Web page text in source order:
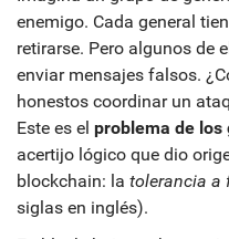
enemigo. Cada general
retirarse. Pero algunos de
enviar mensajes falsos.
honestos coordinar un
Este es el problema de los
acertijo lógico que dio
blockchain: la tolerancia a
siglas en inglés).